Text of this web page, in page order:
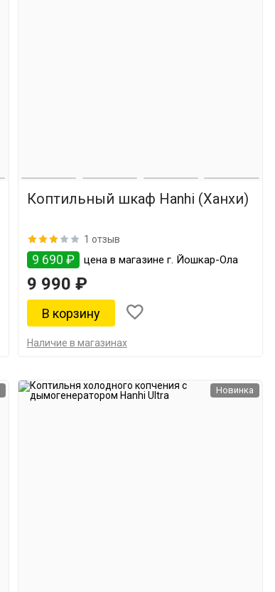
Коптильный шкаф Hanhi (Ханхи)
1 отзыв
9 690 ₽ цена в магазине г. Йошкар-Ола
9 990 ₽
Наличие в магазинах
Новинка